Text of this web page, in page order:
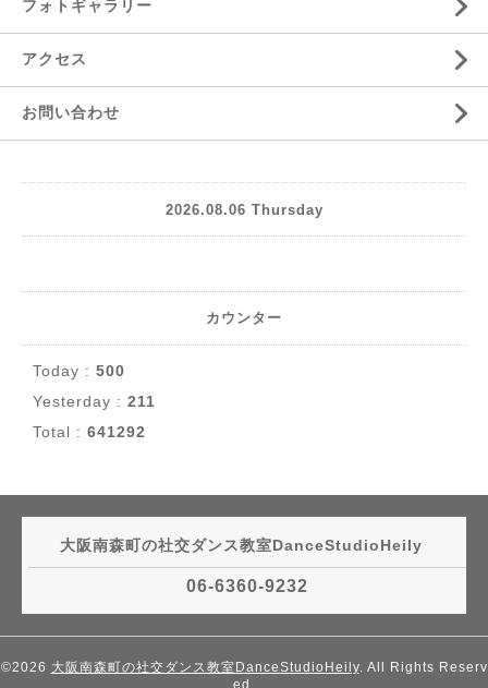
フォトギャラリー
アクセス
お問い合わせ
2026.08.06 Thursday
カウンター
Today : 500
Yesterday : 211
Total : 641292
大阪南森町の社交ダンス教室DanceStudioHeily
06-6360-9232
©2026 大阪南森町の社交ダンス教室DanceStudioHeily. All Rights Reserv
ed.